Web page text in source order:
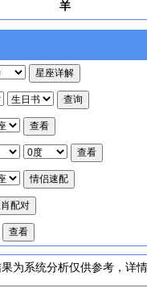
羊
为系统分析仅供参考，详